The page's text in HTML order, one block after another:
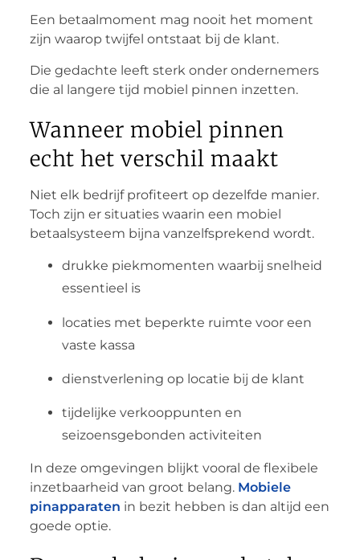
Een betaalmoment mag nooit het moment
zijn waarop twijfel ontstaat bij de klant.
Die gedachte leeft sterk onder ondernemers
die al langere tijd mobiel pinnen inzetten.
Wanneer mobiel pinnen
echt het verschil maakt
Niet elk bedrijf profiteert op dezelfde manier.
Toch zijn er situaties waarin een mobiel
betaalsysteem bijna vanzelfsprekend wordt.
drukke piekmomenten waarbij snelheid
essentieel is
locaties met beperkte ruimte voor een
vaste kassa
dienstverlening op locatie bij de klant
tijdelijke verkooppunten en
seizoensgebonden activiteiten
In deze omgevingen blijkt vooral de flexibele
inzetbaarheid van groot belang. Mobiele
pinapparaten in bezit hebben is dan altijd een
goede optie.